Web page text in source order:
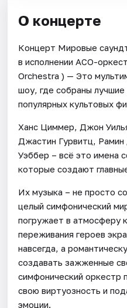
О концерте
Концерт Мировые
в исполнении АСО-
Orchestra ) — Это
шоу, где собраны
популярных культовых
Ханс Циммер, Джон
Джастин Гурвитц,
Уэббер – всё это имена
которые создают
Их музыка – не просто
целый симфонический
погружает в атмосферу
переживания героев
навсегда, а
создавать зажженные
симфонический оркестр
свою виртуозность и
эмоции.